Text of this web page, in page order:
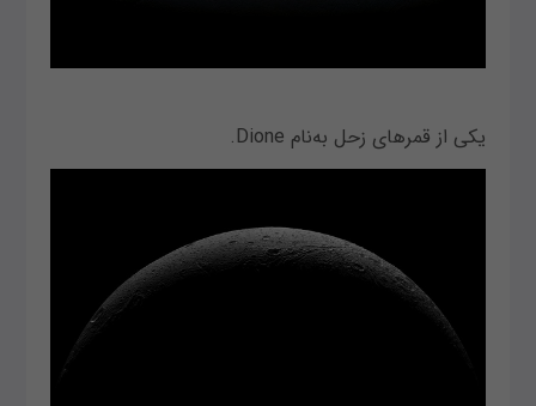
یکی از قمرهای زحل به‌نام Dione.